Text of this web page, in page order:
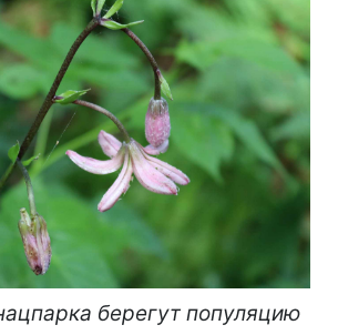
берегут популяцию